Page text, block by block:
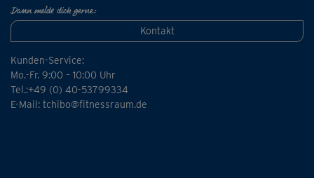
Dann melde dich gerne:
Kontakt
Kunden-Service:
Mo.-Fr. 9:00 – 10:00 Uhr
Tel.:+49 (0) 40-53799334
E-Mail: tchibo@fitnessraum.de